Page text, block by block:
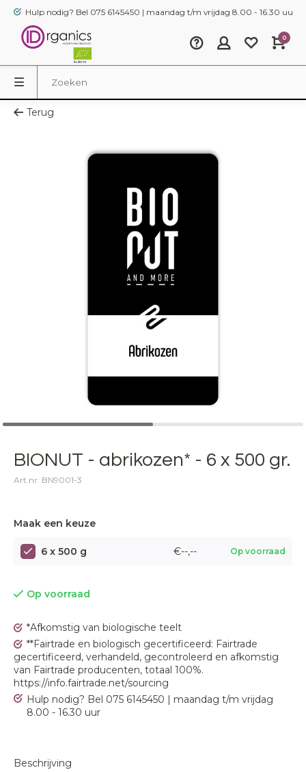
Hulp nodig? Bel 075 6145450 | maandag t/m vrijdag 8.00 - 16.30 uur
0
Terug
BIONUT - abrikozen* - 6 x 500 gr.
Art.nr: BN9001-3
Maak een keuze
6 x 500 g €--,-- Op voorraad
Op voorraad
*Afkomstig van biologische teelt
**Fairtrade en biologisch gecertificeerd: Fairtrade
gecertificeerd, verhandeld, gecontroleerd en afkomstig
van Fairtrade producenten, totaal 100%.
https://info.fairtrade.net/sourcing
Hulp nodig? Bel 075 6145450 | maandag t/m vrijdag
8.00 - 16.30 uur
Beschrijving